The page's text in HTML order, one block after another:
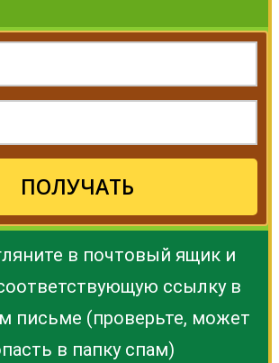
ПОЛУЧАТЬ
в почтовый ящик и
ссылку в
письме (проверьте, может
в папку спам)